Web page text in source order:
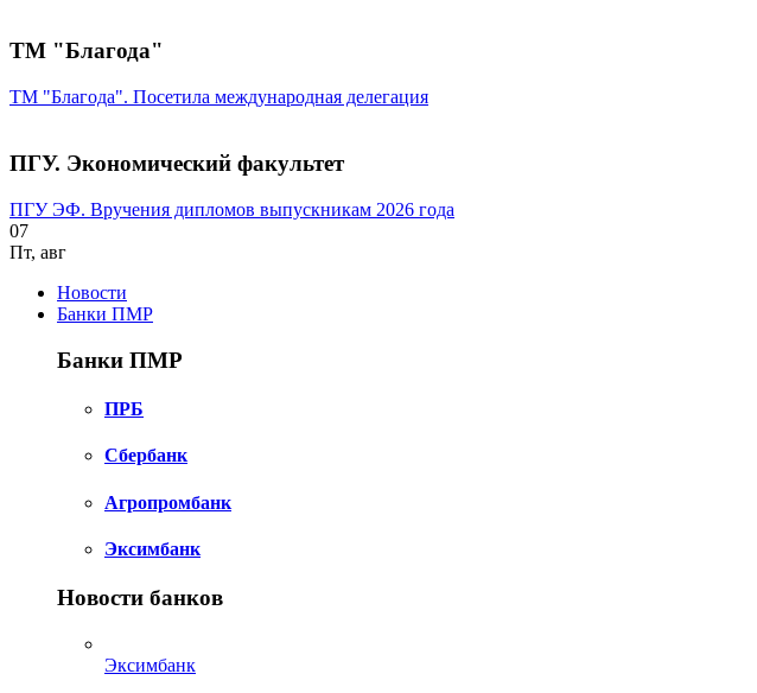
ТМ "Благода"
ТМ "Благода". Посетила международная делегация
ПГУ. Экономический факультет
ПГУ ЭФ. Вручения дипломов выпускникам 2026 года
07
Пт, авг
Новости
Банки ПМР
Банки ПМР
ПРБ
Сбербанк
Агропромбанк
Эксимбанк
Новости банков
Эксимбанк